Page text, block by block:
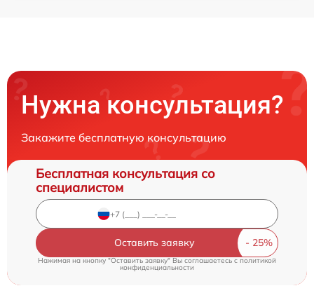
Нужна консультация?
Закажите бесплатную консультацию
Бесплатная консультация со
специалистом
Оставить заявку
Нажимая на кнопку "Оставить заявку" Вы соглашаетесь c политикой
конфиденциальности